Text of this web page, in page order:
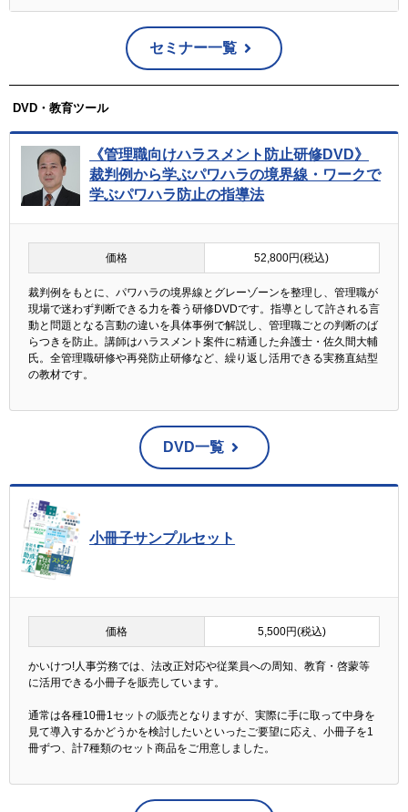
セミナー一覧
DVD・教育ツール
《管理職向けハラスメント防止研修DVD》
裁判例から学ぶパワハラの境界線・ワークで
学ぶパワハラ防止の指導法
価格 52,800円(税込)
裁判例をもとに、パワハラの境界線とグレーゾーンを整理し、管理職が
現場で迷わず判断できる力を養う研修DVDです。指導として許される言
動と問題となる言動の違いを具体事例で解説し、管理職ごとの判断のば
らつきを防止。講師はハラスメント案件に精通した弁護士・佐久間大輔
氏。全管理職研修や再発防止研修など、繰り返し活用できる実務直結型
の教材です。
DVD一覧
小冊子サンプルセット
価格 5,500円(税込)
かいけつ!人事労務では、法改正対応や従業員への周知、教育・啓蒙等
に活用できる小冊子を販売しています。
通常は各種10冊1セットの販売となりますが、実際に手に取って中身を
見て導入するかどうかを検討したいといったご要望に応え、小冊子を1
冊ずつ、計7種類のセット商品をご用意しました。